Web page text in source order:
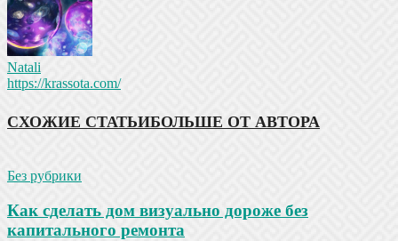
Natali
https://krassota.com/
СХОЖИЕ СТАТЬИБОЛЬШЕ ОТ АВТОРА
Без рубрики
Как сделать дом визуально дороже без
капитального ремонта